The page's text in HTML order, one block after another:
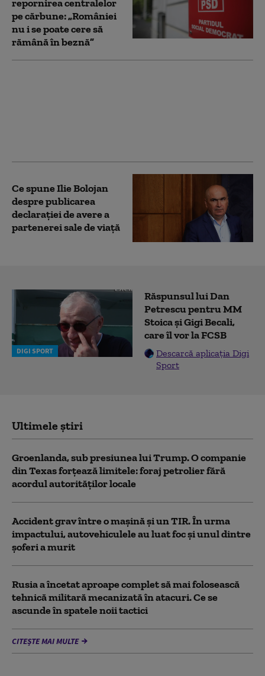
repornirea centralelor
pe cărbune: „României
nu i se poate cere să
rămână în beznă”
Ce spune Ilie Bolojan
despre publicarea
declarației de avere a
partenerei sale de viață
DIGI SPORT
Răspunsul lui Dan
Petrescu pentru MM
Stoica și Gigi Becali,
care îl vor la FCSB
Descarcă aplicația Digi
Sport
Ultimele știri
Groenlanda, sub presiunea lui Trump. O companie
din Texas forțează limitele: foraj petrolier fără
acordul autorităților locale
Accident grav între o mașină și un TIR. În urma
impactului, autovehiculele au luat foc și unul dintre
șoferi a murit
Rusia a încetat aproape complet să mai folosească
tehnică militară mecanizată în atacuri. Ce se
ascunde în spatele noii tactici
CITEȘTE MAI MULTE